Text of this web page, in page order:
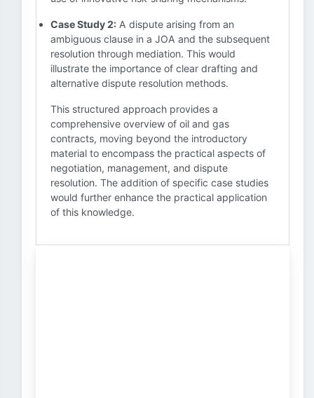
Case Study 2: A dispute arising from an
ambiguous clause in a JOA and the subsequent
resolution through mediation. This would
illustrate the importance of clear drafting and
alternative dispute resolution methods.
This structured approach provides a
comprehensive overview of oil and gas
contracts, moving beyond the introductory
material to encompass the practical aspects of
negotiation, management, and dispute
resolution. The addition of specific case studies
would further enhance the practical application
of this knowledge.